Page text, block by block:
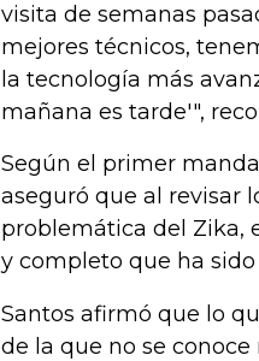
visita de semanas
mejores técnicos,
la tecnología más
mañana es tarde'",
Según el primer
aseguró que al revisar
problemática del Zika,
y completo que ha
Santos afirmó que lo
de la que no se